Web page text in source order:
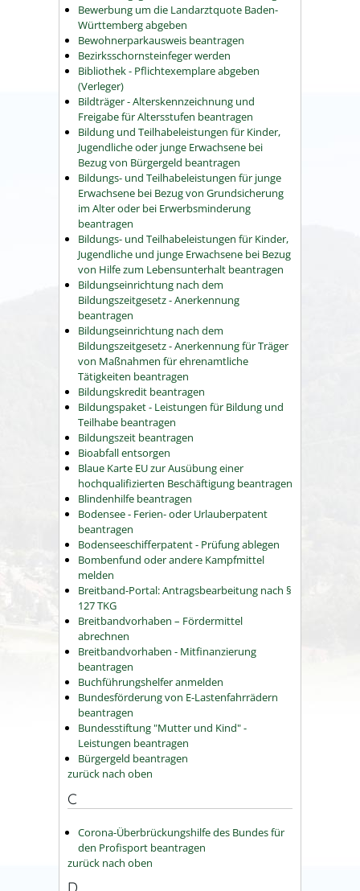
Bewerbung um die Landarztquote Baden-
Württemberg abgeben
Bewohnerparkausweis beantragen
Bezirksschornsteinfeger werden
Bibliothek - Pflichtexemplare abgeben
(Verleger)
Bildträger - Alterskennzeichnung und
Freigabe für Altersstufen beantragen
Bildung und Teilhabeleistungen für Kinder,
Jugendliche oder junge Erwachsene bei
Bezug von Bürgergeld beantragen
Bildungs- und Teilhabeleistungen für junge
Erwachsene bei Bezug von Grundsicherung
im Alter oder bei Erwerbsminderung
beantragen
Bildungs- und Teilhabeleistungen für Kinder,
Jugendliche und junge Erwachsene bei Bezug
von Hilfe zum Lebensunterhalt beantragen
Bildungseinrichtung nach dem
Bildungszeitgesetz - Anerkennung
beantragen
Bildungseinrichtung nach dem
Bildungszeitgesetz - Anerkennung für Träger
von Maßnahmen für ehrenamtliche
Tätigkeiten beantragen
Bildungskredit beantragen
Bildungspaket - Leistungen für Bildung und
Teilhabe beantragen
Bildungszeit beantragen
Bioabfall entsorgen
Blaue Karte EU zur Ausübung einer
hochqualifizierten Beschäftigung beantragen
Blindenhilfe beantragen
Bodensee - Ferien- oder Urlauberpatent
beantragen
Bodenseeschifferpatent - Prüfung ablegen
Bombenfund oder andere Kampfmittel
melden
Breitband-Portal: Antragsbearbeitung nach §
127 TKG
Breitbandvorhaben – Fördermittel
abrechnen
Breitbandvorhaben - Mitfinanzierung
beantragen
Buchführungshelfer anmelden
Bundesförderung von E-Lastenfahrrädern
beantragen
Bundesstiftung "Mutter und Kind" -
Leistungen beantragen
Bürgergeld beantragen
zurück nach oben
C
Corona-Überbrückungshilfe des Bundes für
den Profisport beantragen
zurück nach oben